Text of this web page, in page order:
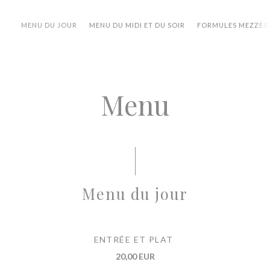
MENU DU JOUR MENU DU MIDI ET DU SOIR FORMULES MEZZÉS
Menu
Menu du jour
ENTRÉE ET PLAT
20,00 EUR